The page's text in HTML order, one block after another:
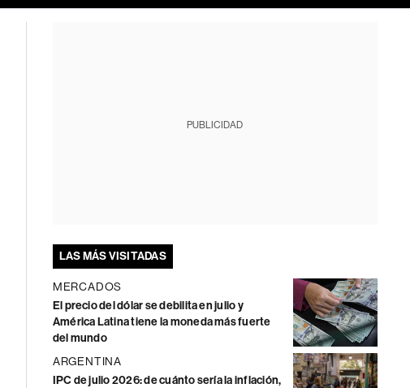
PUBLICIDAD
LAS MÁS VISITADAS
MERCADOS
El precio del dólar se debilita en julio y
América Latina tiene la moneda más fuerte
del mundo
ARGENTINA
IPC de julio 2026: de cuánto sería la inflación,